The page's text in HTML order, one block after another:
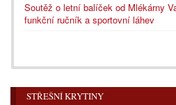
Soutěž o letní balíček od Mlékárny
funkční ručník a sportovní láhev
STŘEŠNÍ KRYTINY